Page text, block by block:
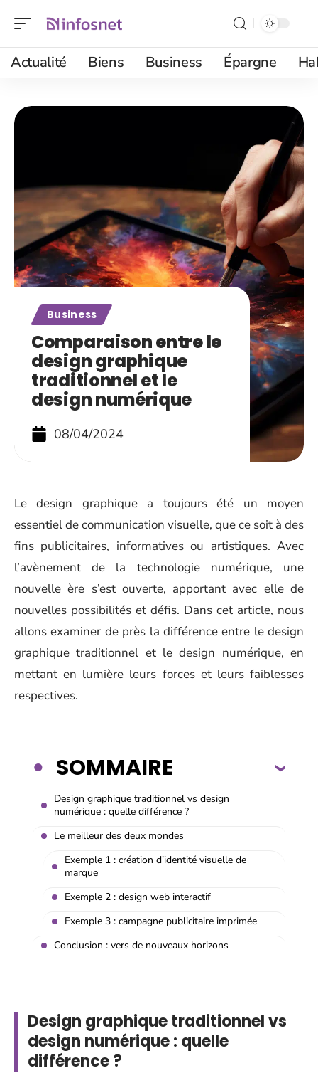
Actualité Biens Business Épargne
Business
Comparaison entre le
design graphique
traditionnel et le
design numérique
08/04/2024
Le design graphique a toujours été un moyen
essentiel de communication visuelle, que ce soit à des
fins publicitaires, informatives ou artistiques. Avec
l’avènement de la technologie numérique, une
nouvelle ère s’est ouverte, apportant avec elle de
nouvelles possibilités et défis. Dans cet article, nous
allons examiner de près la différence entre le design
graphique traditionnel et le design numérique, en
mettant en lumière leurs forces et leurs faiblesses
respectives.
SOMMAIRE
Design graphique traditionnel vs design
numérique : quelle différence ?
Le meilleur des deux mondes
Exemple 1 : création d’identité visuelle de
marque
Exemple 2 : design web interactif
Exemple 3 : campagne publicitaire imprimée
Conclusion : vers de nouveaux horizons
Design graphique traditionnel vs
design numérique : quelle
différence ?